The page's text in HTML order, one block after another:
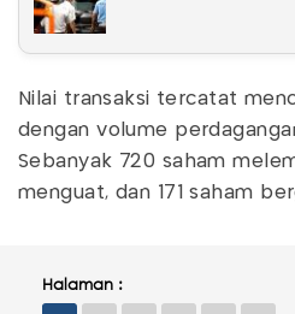
Nilai transaksi tercatat
dengan volume
Sebanyak 720 saham
menguat, dan 171 saham
Halaman :